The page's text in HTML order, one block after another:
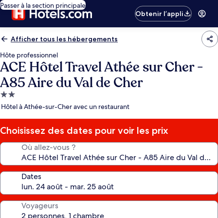
Passer à la section principale
Obtenir l’appli
Afficher tous les hébergements
Hôte professionnel
ACE Hôtel Travel Athée sur Cher -
A85 Aire du Val de Cher
Hébergement
2.0 étoiles
Hôtel à Athée-sur-Cher avec un restaurant
Choisissez des dates pour voir les prix
Où allez-vous ?
Dates
Voyageurs